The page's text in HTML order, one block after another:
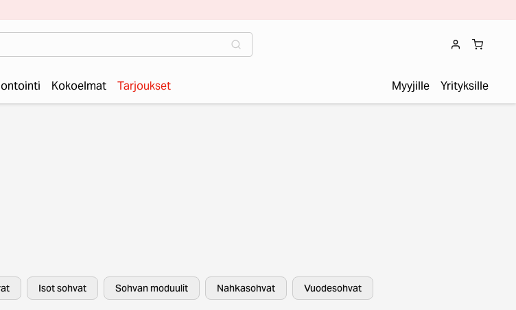
Kokoelmat Tarjoukset Myyjille Yrityksille
Isot sohvat Sohvan moduulit Nahkasohvat Vuodesohvat